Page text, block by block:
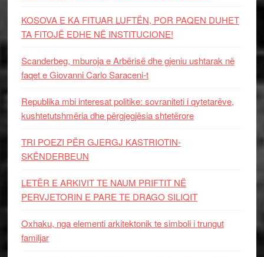
KOSOVA E KA FITUAR LUFTËN, POR PAQEN DUHET
TA FITOJË EDHE NË INSTITUCIONE!
Scanderbeg, mburoja e Arbërisë dhe gjeniu ushtarak në
faqet e Giovanni Carlo Saraceni-t
Republika mbi interesat politike: sovraniteti i qytetarëve,
kushtetutshmëria dhe përgjegjësia shtetërore
TRI POEZI PËR GJERGJ KASTRIOTIN-
SKËNDERBEUN
LETËR E ARKIVIT TE NAUM PRIFTIT NË
PERVJETORIN E PARE TE DRAGO SILIQIT
Oxhaku, nga elementi arkitektonik te simboli i trungut
familjar